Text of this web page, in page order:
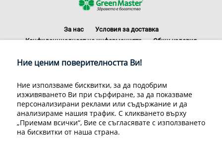
За нас
Условия за доставка
Конфиденциалност на информацията
Общи условия
Контакти
070070220
© 1998-2020 Green Master Group Ltd, All rights reserved.
Developed bySirma CI
Ние ценим поверителността Ви!
Ние използваме бисквитки, за да подобрим
изживяването Ви при сърфиране, за да показваме
персонализирани реклами или съдържание и да
анализираме нашия трафик. С кликването върху
„Приемам всички“, Вие се съгласявате с използването
на бисквитки от наша страна.